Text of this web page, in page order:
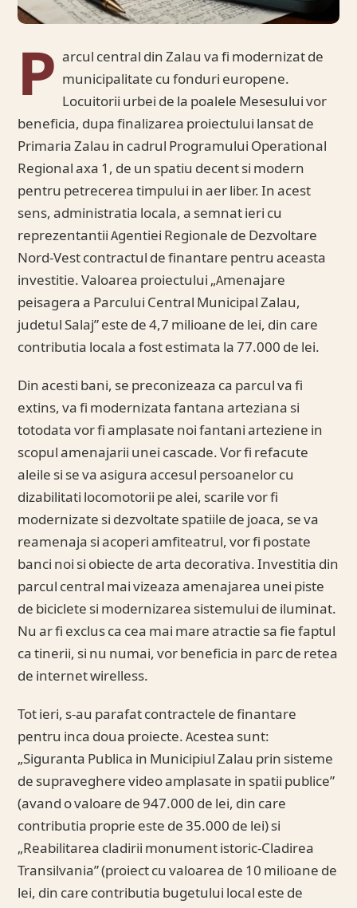
P arcul central din Zalau va fi modernizat de
municipalitate cu fonduri europene.
Locuitorii urbei de la poalele Mesesului vor
beneficia, dupa finalizarea proiectului lansat de
Primaria Zalau in cadrul Programului Operational
Regional axa 1, de un spatiu decent si modern
pentru petrecerea timpului in aer liber. In acest
sens, administratia locala, a semnat ieri cu
reprezentantii Agentiei Regionale de Dezvoltare
Nord-Vest contractul de finantare pentru aceasta
investitie. Valoarea proiectului „Amenajare
peisagera a Parcului Central Municipal Zalau,
judetul Salaj” este de 4,7 milioane de lei, din care
contributia locala a fost estimata la 77.000 de lei.
Din acesti bani, se preconizeaza ca parcul va fi
extins, va fi modernizata fantana arteziana si
totodata vor fi amplasate noi fantani arteziene in
scopul amenajarii unei cascade. Vor fi refacute
aleile si se va asigura accesul persoanelor cu
dizabilitati locomotorii pe alei, scarile vor fi
modernizate si dezvoltate spatiile de joaca, se va
reamenaja si acoperi amfiteatrul, vor fi postate
banci noi si obiecte de arta decorativa. Investitia din
parcul central mai vizeaza amenajarea unei piste
de biciclete si modernizarea sistemului de iluminat.
Nu ar fi exclus ca cea mai mare atractie sa fie faptul
ca tinerii, si nu numai, vor beneficia in parc de retea
de internet wirelless.
Tot ieri, s-au parafat contractele de finantare
pentru inca doua proiecte. Acestea sunt:
„Siguranta Publica in Municipiul Zalau prin sisteme
de supraveghere video amplasate in spatii publice”
(avand o valoare de 947.000 de lei, din care
contributia proprie este de 35.000 de lei) si
„Reabilitarea cladirii monument istoric-Cladirea
Transilvania” (proiect cu valoarea de 10 milioane de
lei, din care contributia bugetului local este de